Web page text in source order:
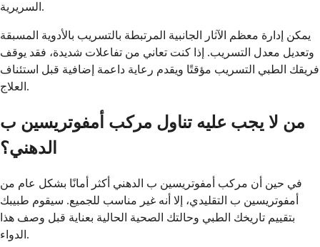
السريرية.
يمكن إدارة معظم الآثار الجانبية المرتبطة بالتسريب بالأدوية المسبقة
وتعديل معدل التسريب. إذا كنت تعاني من تفاعلات شديدة، فقد يوقف
فريقك الطبي التسريب مؤقتًا ويقدم رعاية داعمة إضافية قبل استئناف
العلاج.
من لا يجب عليه تناول مركب أمفوتريسين ب
الدهني؟
في حين أن مركب أمفوتريسين ب الدهني أكثر أمانًا بشكل عام من
أمفوتريسين ب التقليدي، إلا أنه غير مناسب للجميع. سيقوم طبيبك
بتقييم تاريخك الطبي وحالتك الصحية الحالية بعناية قبل وصف هذا
الدواء.